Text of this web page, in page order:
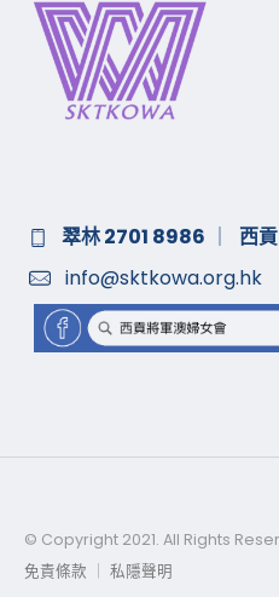
翠林 2701 8986
西
info@sktkowa.org.hk
© Copyright 2021. All Rights
免責條款
私隱聲明